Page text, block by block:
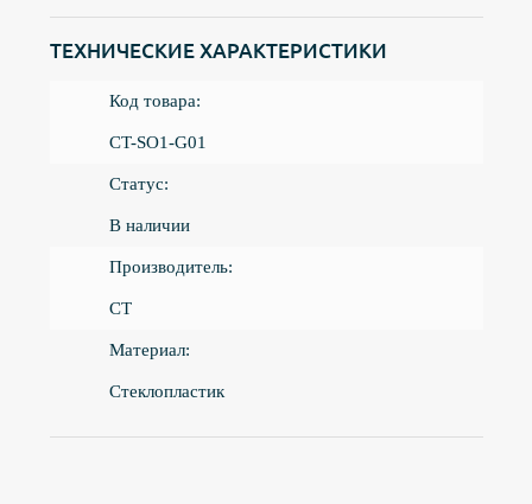
ТЕХНИЧЕСКИЕ ХАРАКТЕРИСТИКИ
Код товара:
CT-SO1-G01
Статус:
В наличии
Производитель:
CT
Материал:
Стеклопластик